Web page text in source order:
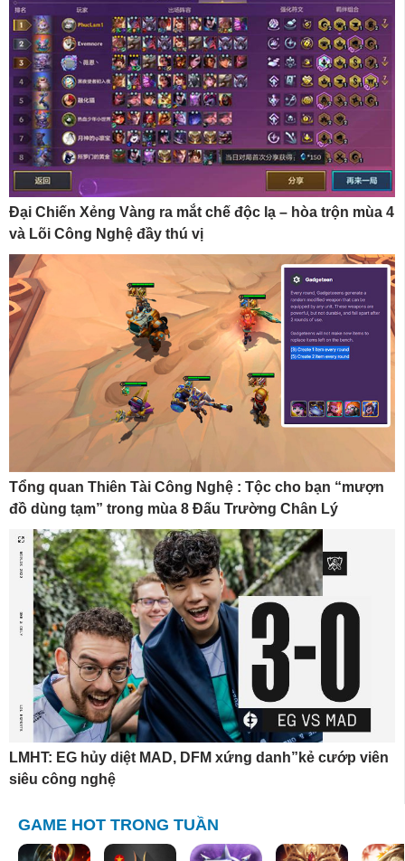
Đại Chiến Xẻng Vàng ra mắt chế độc lạ – hòa trộn mùa 4
và Lõi Công Nghệ đầy thú vị
Tổng quan Thiên Tài Công Nghệ : Tộc cho bạn “mượn
đồ dùng tạm” trong mùa 8 Đấu Trường Chân Lý
LMHT: EG hủy diệt MAD, DFM xứng danh”kẻ cướp viên
siêu công nghệ
GAME HOT TRONG TUẦN